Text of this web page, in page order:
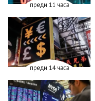
преди 11 часа
преди 14 часа